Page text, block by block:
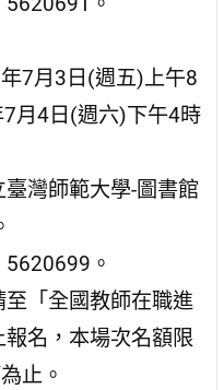
7月3日(週五)上午8
月4日(週六)下午4時
臺灣師範大學-圖書館
5620699。
「全國教師在職進
名，本場次名額限
止。